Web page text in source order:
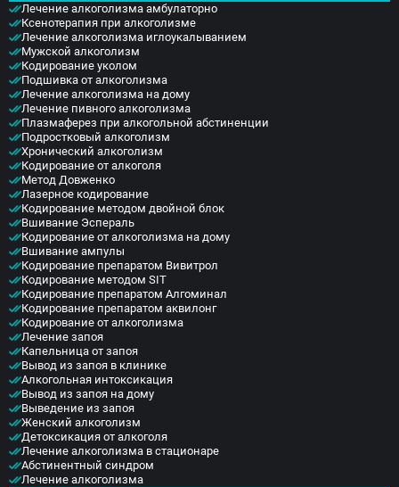
Лечение алкоголизма амбулаторно
Ксенотерапия при алкоголизме
Лечение алкоголизма иглоукалыванием
Мужской алкоголизм
Кодирование уколом
Подшивка от алкоголизма
Лечение алкоголизма на дому
Лечение пивного алкоголизма
Плазмаферез при алкогольной абстиненции
Подростковый алкоголизм
Хронический алкоголизм
Кодирование от алкоголя
Метод Довженко
Лазерное кодирование
Кодирование методом двойной блок
Вшивание Эспераль
Кодирование от алкоголизма на дому
Вшивание ампулы
Кодирование препаратом Вивитрол
Кодирование методом SIT
Кодирование препаратом Алгоминал
Кодирование препаратом аквилонг
Кодирование от алкоголизма
Лечение запоя
Капельница от запоя
Вывод из запоя в клинике
Алкогольная интоксикация
Вывод из запоя на дому
Выведение из запоя
Женский алкоголизм
Детоксикация от алкоголя
Лечение алкоголизма в стационаре
Абстинентный синдром
Лечение алкоголизма